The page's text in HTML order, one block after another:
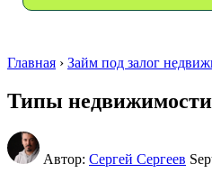
Главная › Займ под залог
Типы недвижимости
Автор: Сергей Сергеев